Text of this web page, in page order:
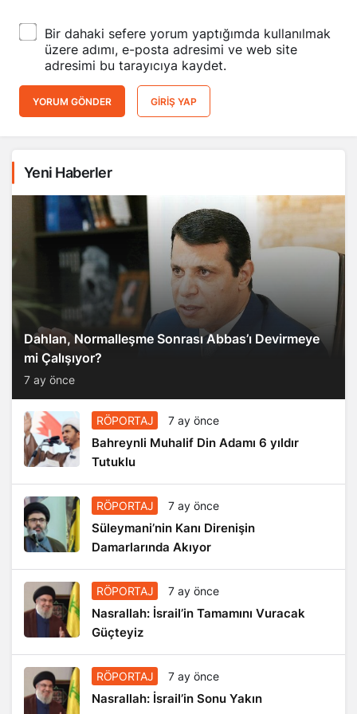
Bir dahaki sefere yorum yaptığımda kullanılmak
üzere adımı, e-posta adresimi ve web site
adresimi bu tarayıcıya kaydet.
YORUM GÖNDER GIRIŞ YAP
Yeni Haberler
Dahlan, Normalleşme Sonrası Abbas’ı Devirmeye
mi Çalışıyor?
7 ay önce
RÖPORTAJ 7 ay önce
Bahreynli Muhalif Din Adamı 6 yıldır
Tutuklu
RÖPORTAJ 7 ay önce
Süleymani’nin Kanı Direnişin
Damarlarında Akıyor
RÖPORTAJ 7 ay önce
Nasrallah: İsrail’in Tamamını Vuracak
Güçteyiz
RÖPORTAJ 7 ay önce
Nasrallah: İsrail’in Sonu Yakın